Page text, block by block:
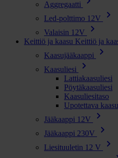
Aggregaatti
Led-polttimo 12V chevron_right
Valaisin 12V chevron_right
Keittiö ja kaasu Keittiö ja
Kaasujääkaappi
chevron_right
Kaasuliesi chevron_right
Lattiakaasuliesi
Pöytäkaasuliesi
Kaasuliesitaso
Upotettava
Jääkaappi 12V
chevron_right
Jääkaappi 230V chevron_right
Liesituuletin 12 V chevron_right